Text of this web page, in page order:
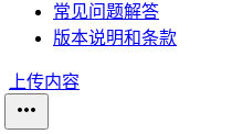
常见问题解答
版本说明和条款
上传内容